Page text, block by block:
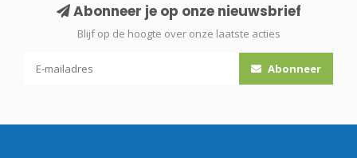
Abonneer je op onze nieuwsbrief
Blijf op de hoogte over onze laatste acties
Abonneer